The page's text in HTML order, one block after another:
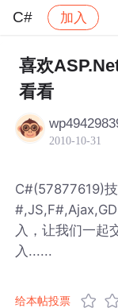
C# 加入
社区 C#
喜欢
看看
2010-10-31
C#(57877619)
入，让我们一起
入......
给本帖投票